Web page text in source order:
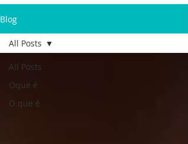
Blog
All Posts
Oque é
O que é
All Posts